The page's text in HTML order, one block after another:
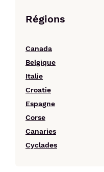
Régions
Canada
Belgique
Italie
Croatie
Espagne
Corse
Canaries
Cyclades